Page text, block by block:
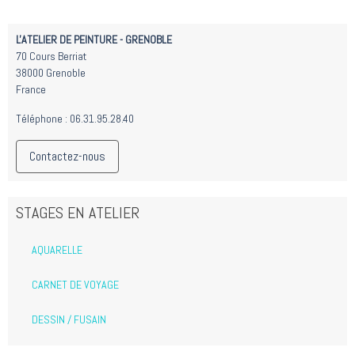
L'ATELIER DE PEINTURE - GRENOBLE
70 Cours Berriat
38000 Grenoble
France
Téléphone : 06.31.95.28.40
Contactez-nous
STAGES EN ATELIER
AQUARELLE
CARNET DE VOYAGE
DESSIN / FUSAIN